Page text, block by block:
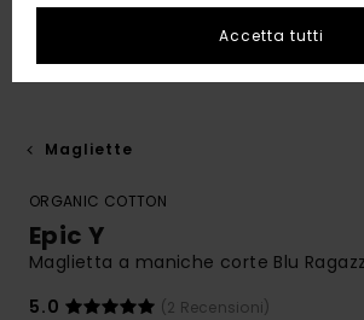
Magliette
ORGANIC COTTON
Epic Y
Maglietta a maniche corte Blu
5.0
(2 Recensioni)
Accetta tutti